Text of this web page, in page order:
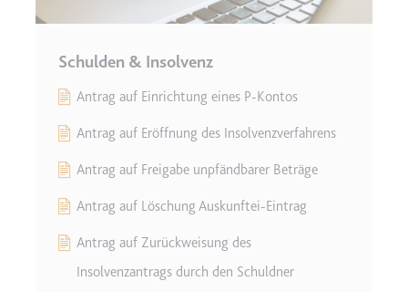
Schulden & Insolvenz
Antrag auf Einrichtung eines P-Kontos
Antrag auf Eröffnung des Insolvenzverfahrens
Antrag auf Freigabe unpfändbarer Beträge
Antrag auf Löschung Auskunftei-Eintrag
Antrag auf Zurückweisung des
Insolvenzantrags durch den Schuldner